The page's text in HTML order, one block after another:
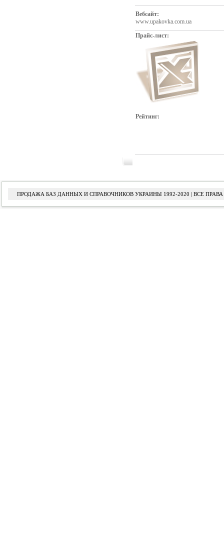
Вебсайт:
www.upakovka.com.ua
Прайс-лист:
Рейтинг:
ПРОДАЖА БАЗ ДАННЫХ И СПРАВОЧНИКОВ УКРАИНЫ 1992-2020 | ВСЕ